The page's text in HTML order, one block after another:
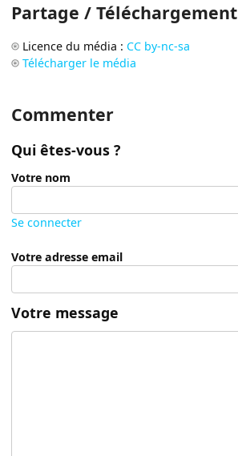
Partage / Téléchargement
Licence du média : CC by-nc-sa
Télécharger le média
Commenter
Qui êtes-vous ?
Votre nom
Se connecter
Votre adresse email
Votre message